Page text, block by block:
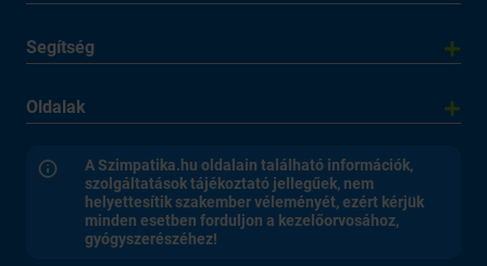
Segítség
Oldalak
A Szimpatika.hu oldalain található információk,
szolgáltatások tájékoztató jellegűek, nem
helyettesítik szakember véleményét, ezért kérjük
minden esetben forduljon a kezelőorvosához,
gyógyszerészéhez!